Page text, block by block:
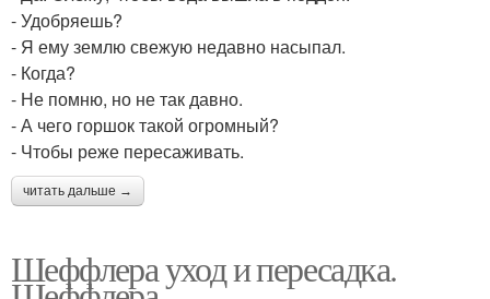
- Удобряешь?
- Я ему землю свежую недавно насыпал.
- Когда?
- Не помню, но не так давно.
- А чего горшок такой огромный?
- Чтобы реже пересаживать.
читать дальше →
Шеффлера уход и пересадка.